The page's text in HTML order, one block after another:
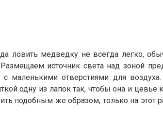
ловить медведку не всегда легко,
источник света над зоной
маленькими отверстиями для
одну из лапок так, чтобы она и
подобным же образом, только на этот